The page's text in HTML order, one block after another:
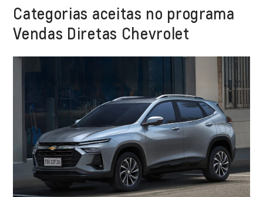
Categorias aceitas no programa
Vendas Diretas Chevrolet